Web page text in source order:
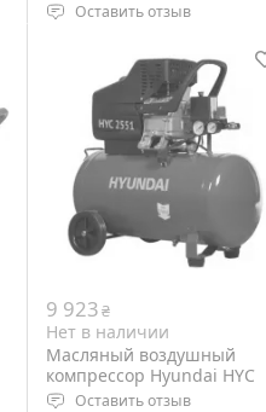
Оставить отзыв
Рабочее давление: 8 Бар
Вес: 24 кг
9 923₴
Нет в наличии
Масляный воздушный
компрессор Hyundai HYC
2551Оставить отзыв